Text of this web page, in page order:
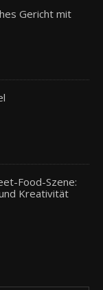
Gericht mit
Food-Szene:
Kreativität